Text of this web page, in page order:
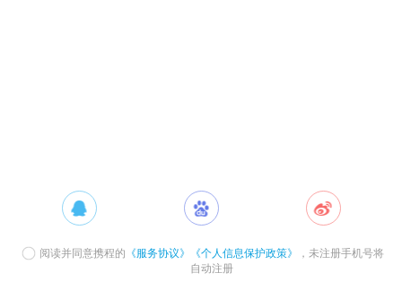
阅读并同意携程的 《服务协议》 《个人信息保护政策》
，未注册手机号将
自动注册